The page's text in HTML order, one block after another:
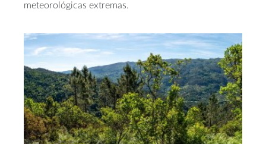
meteorológicas extremas.